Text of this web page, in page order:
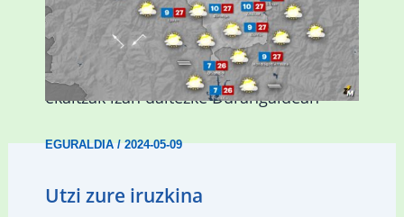
Asteburuan 25 gradu baino gehiago eta
ekaitzak izan daitezke Durangaldean
EGURALDIA/2024-05-09
Utzi zure iruzkina